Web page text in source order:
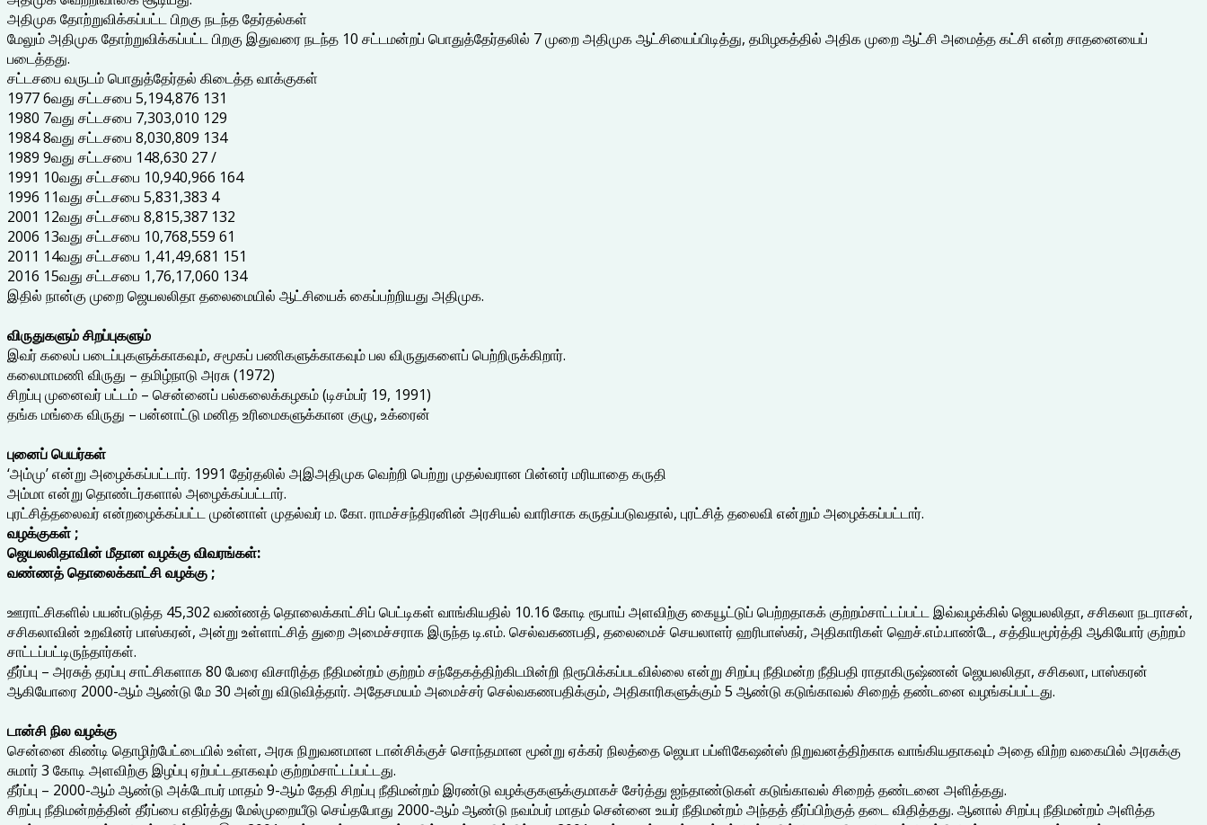
அதிமுக தோற்றுவிக்கப்பட்ட பிறகு நடந்த தேர்தல்கள்
மேலும் அதிமுக தோற்றுவிக்கப்பட்ட பிறகு இதுவரை நடந்த 10 சட்டமன்றப் பொதுத்தேர்தலில் 7 முறை அதிமுக ஆட்சியைப்பிடித்து, தமிழகத்தில் அதிக முறை ஆட்சி அமைத்த கட்சி என்ற சாதனையைப்
படைத்தது.
சட்டசபை வருடம் பொதுத்தேர்தல் கிடைத்த வாக்குகள்
1977 6வது சட்டசபை 5,194,876 131
1980 7வது சட்டசபை 7,303,010 129
1984 8வது சட்டசபை 8,030,809 134
1989 9வது சட்டசபை 148,630 27 /
1991 10வது சட்டசபை 10,940,966 164
1996 11வது சட்டசபை 5,831,383 4
2001 12வது சட்டசபை 8,815,387 132
2006 13வது சட்டசபை 10,768,559 61
2011 14வது சட்டசபை 1,41,49,681 151
2016 15வது சட்டசபை 1,76,17,060 134
இதில் நான்கு முறை ஜெயலலிதா தலைமையில் ஆட்சியைக் கைப்பற்றியது அதிமுக.
விருதுகளும் சிறப்புகளும்
இவர் கலைப் படைப்புகளுக்காகவும், சமூகப் பணிகளுக்காகவும் பல விருதுகளைப் பெற்றிருக்கிறார்.
கலைமாமணி விருது – தமிழ்நாடு அரசு (1972)
சிறப்பு முனைவர் பட்டம் – சென்னைப் பல்கலைக்கழகம் (டிசம்பர் 19, 1991)
தங்க மங்கை விருது – பன்னாட்டு மனித உரிமைகளுக்கான குழு, உக்ரைன்
புனைப் பெயர்கள்
‘அம்மு’ என்று அழைக்கப்பட்டார். 1991 தேர்தலில் அஇஅதிமுக வெற்றி பெற்று முதல்வரான பின்னர் மரியாதை கருதி
அம்மா என்று தொண்டர்களால் அழைக்கப்பட்டார்.
புரட்சித்தலைவர் என்றழைக்கப்பட்ட முன்னாள் முதல்வர் ம. கோ. ராமச்சந்திரனின் அரசியல் வாரிசாக கருதப்படுவதால், புரட்சித் தலைவி என்றும் அழைக்கப்பட்டார்.
வழக்குகள் ;
ஜெயலலிதாவின் மீதான வழக்கு விவரங்கள்:
வண்ணத் தொலைக்காட்சி வழக்கு ;
ஊராட்சிகளில் பயன்படுத்த 45,302 வண்ணத் தொலைக்காட்சிப் பெட்டிகள் வாங்கியதில் 10.16 கோடி ரூபாய் அளவிற்கு கையூட்டுப் பெற்றதாகக் குற்றம்சாட்டப்பட்ட இவ்வழக்கில் ஜெயலலிதா, சசிகலா நடராசன்,
சசிகலாவின் உறவினர் பாஸ்கரன், அன்று உள்ளாட்சித் துறை அமைச்சராக இருந்த டி.எம். செல்வகணபதி, தலைமைச் செயலாளர் ஹரிபாஸ்கர், அதிகாரிகள் ஹெச்.எம்.பாண்டே, சத்தியமூர்த்தி ஆகியோர் குற்றம்
சாட்டப்பட்டிருந்தார்கள்.
தீர்ப்பு – அரசுத் தரப்பு சாட்சிகளாக 80 பேரை விசாரித்த நீதிமன்றம் குற்றம் சந்தேகத்திற்கிடமின்றி நிரூபிக்கப்படவில்லை என்று சிறப்பு நீதிமன்ற நீதிபதி ராதாகிருஷ்ணன் ஜெயலலிதா, சசிகலா, பாஸ்கரன்
ஆகியோரை 2000-ஆம் ஆண்டு மே 30 அன்று விடுவித்தார். அதேசமயம் அமைச்சர் செல்வகணபதிக்கும், அதிகாரிகளுக்கும் 5 ஆண்டு கடுங்காவல் சிறைத் தண்டனை வழங்கப்பட்டது.
டான்சி நில வழக்கு
சென்னை கிண்டி தொழிற்பேட்டையில் உள்ள, அரசு நிறுவனமான டான்சிக்குச் சொந்தமான மூன்று ஏக்கர் நிலத்தை ஜெயா பப்ளிகேஷன்ஸ் நிறுவனத்திற்காக வாங்கியதாகவும் அதை விற்ற வகையில் அரசுக்கு
சுமார் 3 கோடி அளவிற்கு இழப்பு ஏற்பட்டதாகவும் குற்றம்சாட்டப்பட்டது.
தீர்ப்பு – 2000-ஆம் ஆண்டு அக்டோபர் மாதம் 9-ஆம் தேதி சிறப்பு நீதிமன்றம் இரண்டு வழக்குகளுக்குமாகச் சேர்த்து ஐந்தாண்டுகள் கடுங்காவல் சிறைத் தண்டனை அளித்தது.
சிறப்பு நீதிமன்றத்தின் தீர்ப்பை எதிர்த்து மேல்முறையீடு செய்தபோது 2000-ஆம் ஆண்டு நவம்பர் மாதம் சென்னை உயர் நீதிமன்றம் அந்தத் தீர்ப்பிற்குத் தடை விதித்தது. ஆனால் சிறப்பு நீதிமன்றம் அளித்த